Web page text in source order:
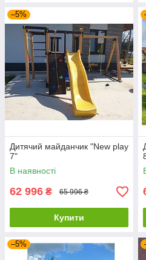
–5%
Дитячий майданчик "New play
7"
В наявності
62 996 ₴ 65 996 ₴
Купити
–5%